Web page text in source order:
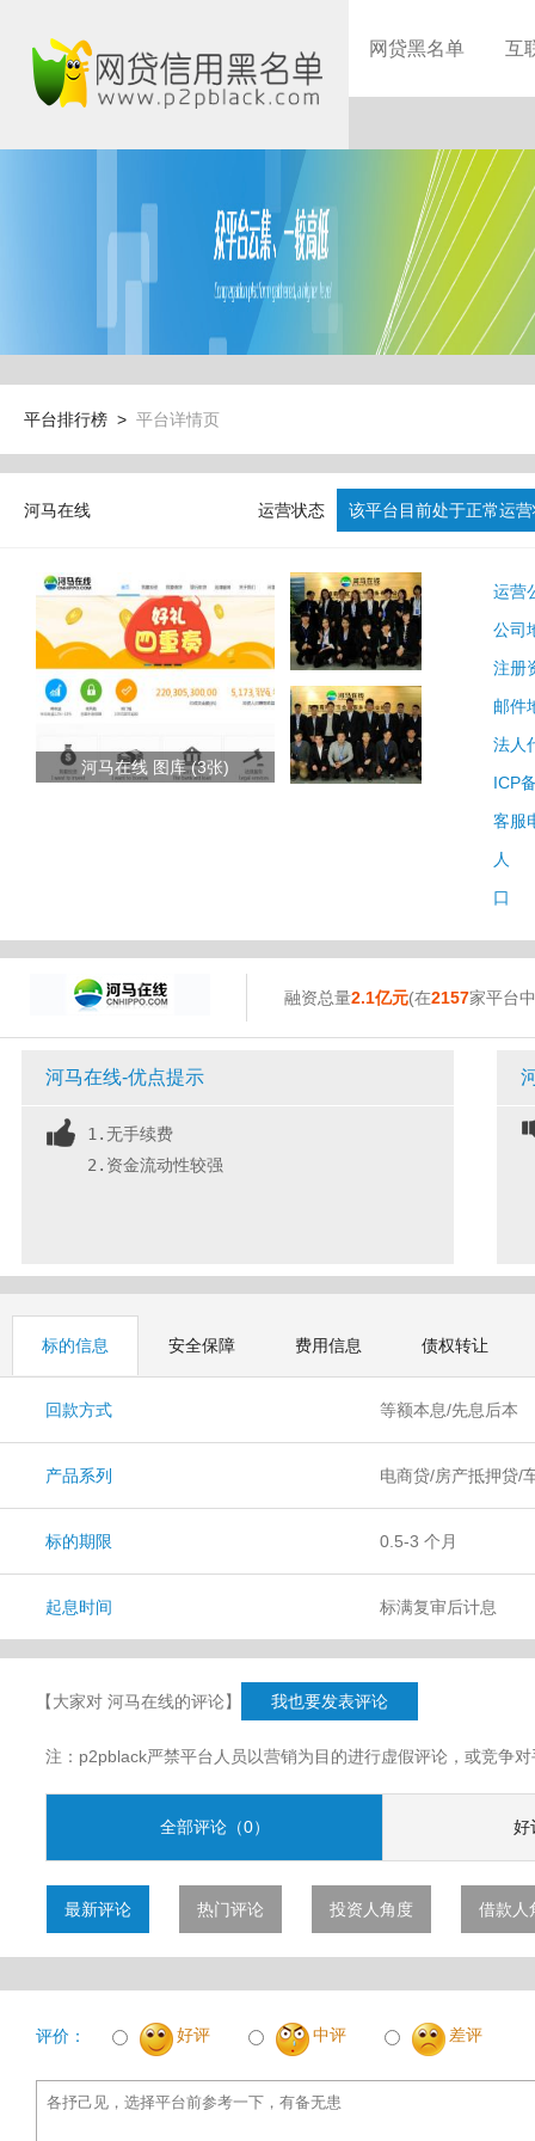
网贷黑名单 互
平台排行榜 > 平台详情页
河马在线 运营状态 该平台目前处于正常运
河马在线 图库 (3张)
运营
公司
注册
邮件
法人
ICP
客服
人
口
融资总量2.1亿元(在2157家平台
河马在线-优点提示
1.无手续费
2.资金流动性较强
标的信息 安全保障 费用信息 债权转让
回款方式 等额本息/先息后本
产品系列 电商贷/房产抵押贷/
标的期限 0.5-3 个月
起息时间 标满复审后计息
【大家对 河马在线的评论】 我也要发表评论
注：p2pblack严禁平台人员以营销为目的进行虚假评论，或竞争
全部评论（0） 好
最新评论 热门评论 投资人角度 借款人
评价： 好评 中评 差评